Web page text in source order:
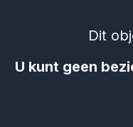
Dit
U kunt geen